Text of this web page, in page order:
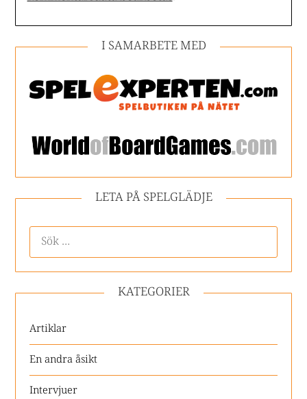
I SAMARBETE MED
LETA PÅ SPELGLÄDJE
KATEGORIER
Artiklar
En andra åsikt
Intervjuer